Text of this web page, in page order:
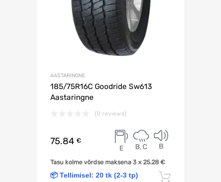
AASTARINGNE
185/75R16C Goodride Sw613
Aastaringne
(0 reviews)
75.84 €
E B, C B
Tasu kolme võrdse maksena 3 x 25.28 €
📦 Tellimisel: 20 tk (2-3 tp)